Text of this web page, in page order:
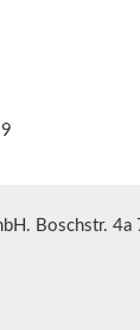
Boschstr.